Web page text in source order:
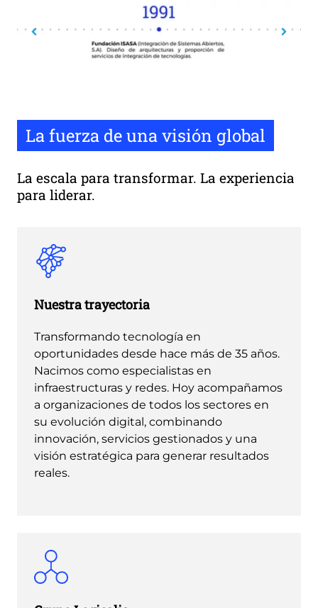
La fuerza de una visión global
La escala para transformar. La experiencia
para liderar.
Nuestra trayectoria
Transformando tecnología en
oportunidades desde hace más de 35 años.
Nacimos como especialistas en
infraestructuras y redes. Hoy acompañamos
a organizaciones de todos los sectores en
su evolución digital, combinando
innovación, servicios gestionados y una
visión estratégica para generar resultados
reales.